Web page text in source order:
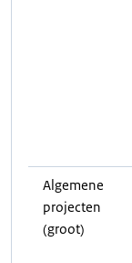
Algemene
projecten
(groot)